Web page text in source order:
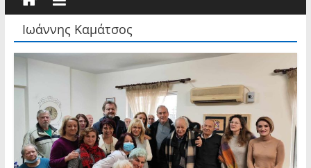
Ιωάννης Καμάτσος